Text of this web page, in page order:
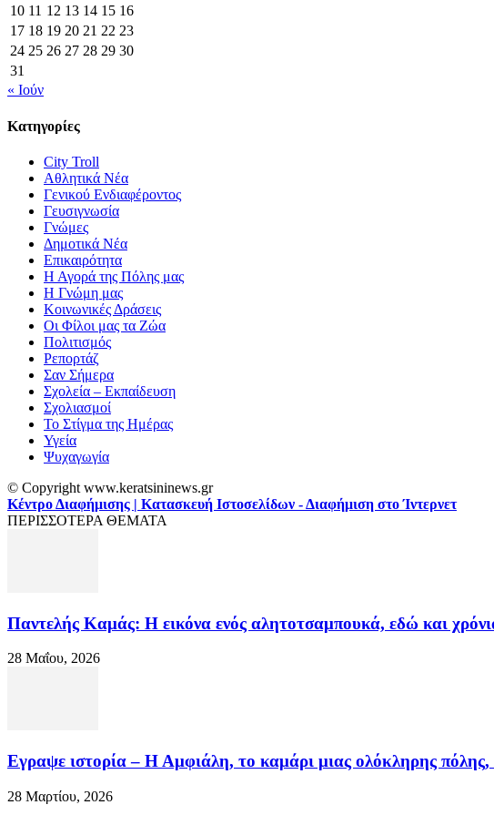
10 11 12 13 14 15 16
17 18 19 20 21 22 23
24 25 26 27 28 29 30
31
« Ιούν
Κατηγορίες
City Troll
Αθλητικά Νέα
Γενικού Ενδιαφέροντος
Γευσιγνωσία
Γνώμες
Δημοτικά Νέα
Επικαιρότητα
Η Αγορά της Πόλης μας
Η Γνώμη μας
Κοινωνικές Δράσεις
Οι Φίλοι μας τα Ζώα
Πολιτισμός
Ρεπορτάζ
Σαν Σήμερα
Σχολεία – Εκπαίδευση
Σχολιασμοί
Το Στίγμα της Ημέρας
Υγεία
Ψυχαγωγία
© Copyright www.keratsininews.gr
Κέντρο Διαφήμισης | Κατασκευή Ιστοσελίδων - Διαφήμιση στο Ίντερνετ
ΠΕΡΙΣΣΟΤΕΡΑ ΘΕΜΑΤΑ
Παντελής Καμάς: Η εικόνα ενός αλητοτσαμπουκά, εδώ και
28 Μαΐου, 2026
Εγραψε ιστορία – Η Αμφιάλη, το καμάρι μιας ολόκληρης πόλης,
28 Μαρτίου, 2026